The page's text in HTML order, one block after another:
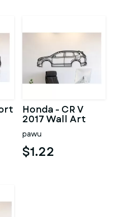
Honda - CR V
2017 Wall Art
pawu
$1.22